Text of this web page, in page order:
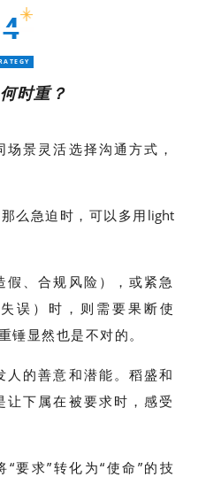
时重？
景灵活选择沟通方式，
么急迫时，可以多用 light
、合规风险），或紧急
误）时，则需要果断使
锤显然也是不对的。
的善意和潜能。稻盛和
下属在被要求时，感受
要求”转化为“使命”的技